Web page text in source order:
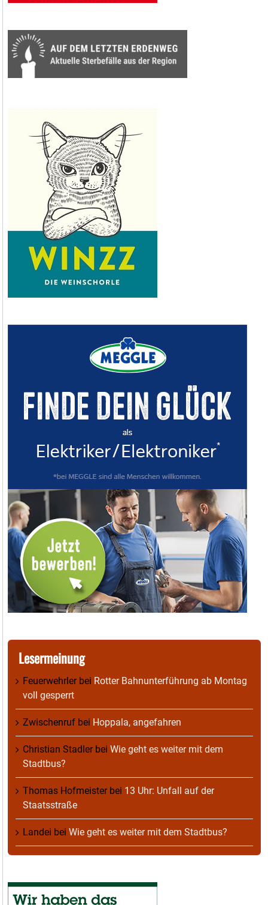
Lesermeinung
Feuerwehrlerbei Rotter Bahnunterführung ab Montag
voll gesperrt
Zwischenruf bei Hoppala, angefahren
Christian Stadlerbei Wie geht es weiter mit dem
Stadtbus?
Thomas Hofmeisterbei 13 Uhr: Unfall auf der
Staatsstraße
Landei bei Wie geht es weiter mit dem Stadtbus?